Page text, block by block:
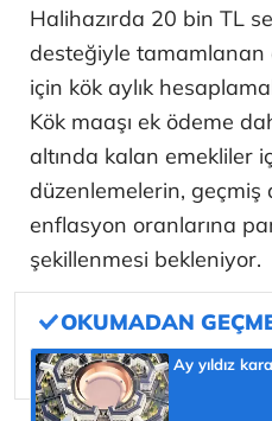
Halihazırda 20 bin TL
desteğiyle tamamlanan
için kök aylık
Kök maaşı ek ödeme
altında kalan emekliler
düzenlemelerin,
enflasyon oranlarına
şekillenmesi bekleniyor.
Ay yıldız